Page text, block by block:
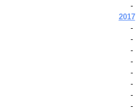
-
2017
-
-
-
-
-
-
-
-